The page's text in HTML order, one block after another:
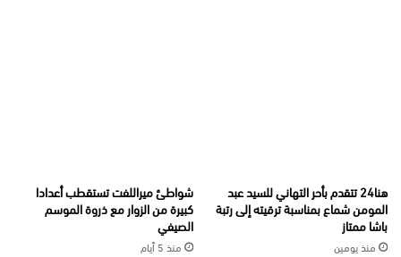
هنا24 تتقدم بأحر التهاني للسيد عبد
المومن شماع بمناسبة ترقيته إلى رتبة
باشا ممتاز
منذ يومين
شواطئ ميراللفت تستقطب أعدادا
كبيرة من الزوار مع ذروة الموسم
الصيفي
منذ 5 أيام